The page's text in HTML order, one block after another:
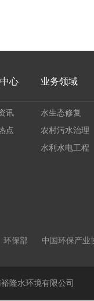
心
讯
点
业务领域
水生态修复
农村污水治理
水利水电工程
环保部 中国环保产业
隆水环境有限公司